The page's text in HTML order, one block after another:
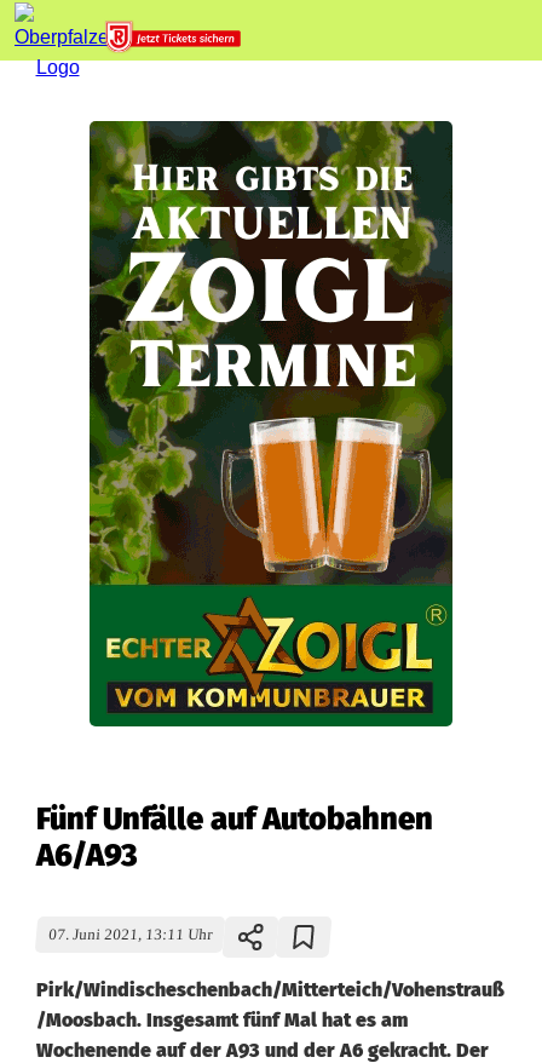
Fünf Unfälle auf Autobahnen
A6/A93
07. Juni 2021, 13:11 Uhr
Pirk/Windischeschenbach/Mitterteich/Vohenstrauß
/Moosbach. Insgesamt fünf Mal hat es am
Wochenende auf der A93 und der A6 gekracht. Der